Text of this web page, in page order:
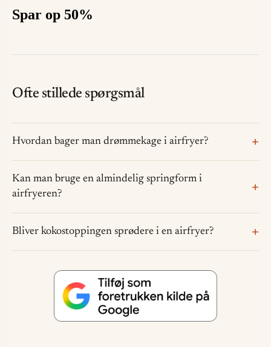
Spar op 50%
Ofte stillede spørgsmål
Hvordan bager man drømmekage i airfryer?
Kan man bruge en almindelig springform i
airfryeren?
Bliver kokostoppingen sprødere i en airfryer?